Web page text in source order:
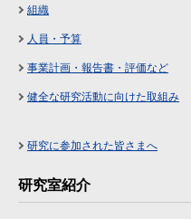
組織
人員・予算
事業計画・報告書・評価など
健全な研究活動に向けた取組み
研究に参加された皆さまへ
研究室紹介